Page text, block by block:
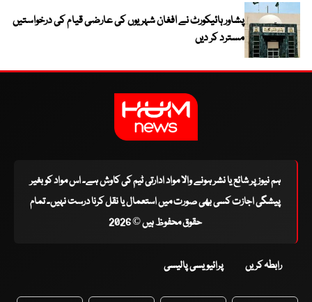
پشاور ہائیکورٹ نے افغان شہریوں کی عارضی قیام کی درخواستیں
مسترد کر دیں
ہم نیوز پر شائع یا نشر ہونے والا مواد ادارتی ٹیم کی کاوش ہے۔ اس مواد کو بغیر
پیشگی اجازت کسی بھی صورت میں استعمال یا نقل کرنا درست نہیں۔ تمام
حقوق محفوظ ہیں © 2026
رابطہ کریں پرائیویسی پالیسی